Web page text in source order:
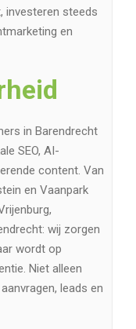
investeren steeds
en
in Barendrecht
SEO, AI-
content. Van
en Vaanpark
wij zorgen
wordt op
Niet alleen
leads en